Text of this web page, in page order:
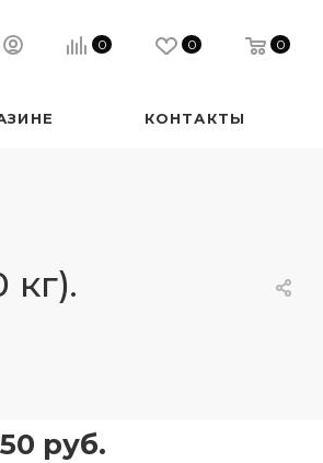
0 0 0
КОНТАКТЫ
кг).
руб.